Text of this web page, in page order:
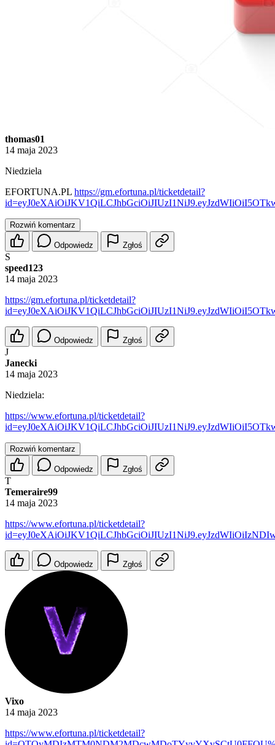
thomas01
14 maja 2023
Niedziela
EFORTUNA.PL https://gm.efortuna.pl/ticketdetail?
Rozwiń komentarz
Odpowiedz Zgłoś
S
speed123
14 maja 2023
https://gm.efortuna.pl/ticketdetail?
Odpowiedz Zgłoś
J
Janecki
14 maja 2023
Niedziela:
https://www.efortuna.pl/ticketdetail?
Rozwiń komentarz
Odpowiedz Zgłoś
T
Temeraire99
14 maja 2023
https://www.efortuna.pl/ticketdetail?
Odpowiedz Zgłoś
Vixo
14 maja 2023
https://www.efortuna.pl/ticketdetail?